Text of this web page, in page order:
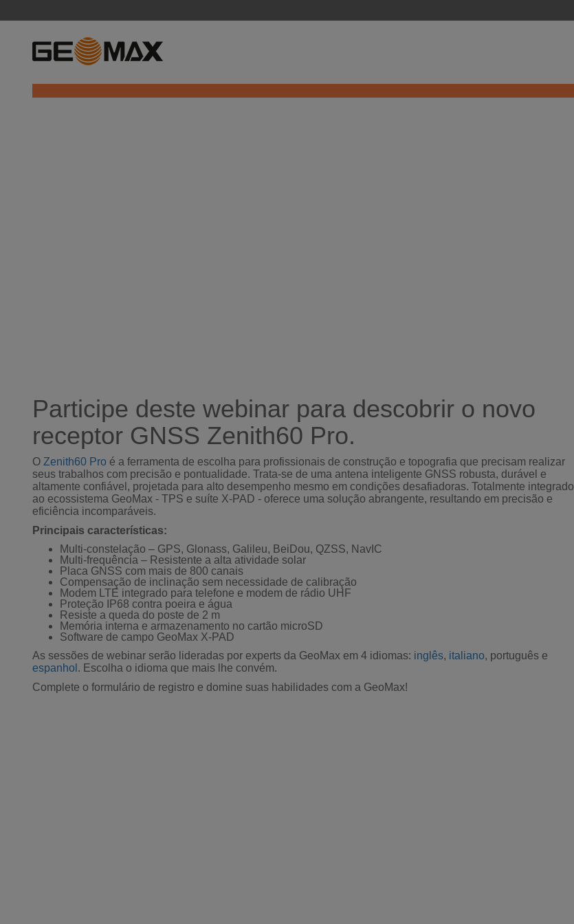
Participe deste webinar para descobrir o novo
receptor GNSS Zenith60 Pro.
O Zenith60 Pro é a ferramenta de escolha para profissionais de construção e topografia que precisam realizar
seus trabalhos com precisão e pontualidade. Trata-se de uma antena inteligente GNSS robusta, durável e
altamente confiável, projetada para alto desempenho mesmo em condições desafiadoras. Totalmente integrado
ao ecossistema GeoMax - TPS e suíte X-PAD - oferece uma solução abrangente, resultando em precisão e
eficiência incomparáveis.
Principais características:
Multi-constelação – GPS, Glonass, Galileu, BeiDou, QZSS, NavIC
Multi-frequência – Resistente a alta atividade solar
Placa GNSS com mais de 800 canais
Compensação de inclinação sem necessidade de calibração
Modem LTE integrado para telefone e modem de rádio UHF
Proteção IP68 contra poeira e água
Resiste a queda do poste de 2 m
Memória interna e armazenamento no cartão microSD
Software de campo GeoMax X-PAD
As sessões de webinar serão lideradas por experts da GeoMax em 4 idiomas: inglês, italiano, português e
espanhol . Escolha o idioma que mais lhe convém.
Complete o formulário de registro e domine suas habilidades com a GeoMax!